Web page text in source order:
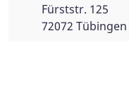
Fürststr. 125
72072 Tübingen